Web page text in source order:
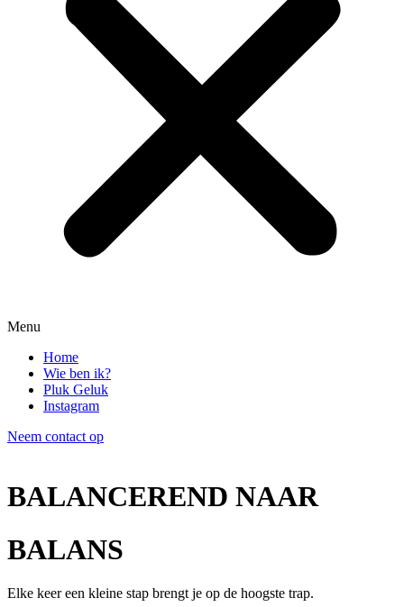
Menu
Home
Wie ben ik?
Pluk Geluk
Instagram
Neem contact op
BALANCEREND NAAR
BALANS
Elke keer een kleine stap brengt je op de hoogste trap.